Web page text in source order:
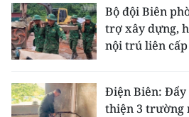
Bộ đội Biên
trợ xây dựng,
nội trú liên cấp
Điện Biên: Đẩy
thiện 3 trường